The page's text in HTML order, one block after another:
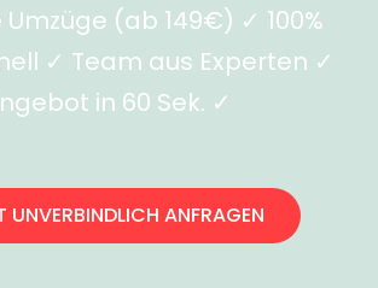
(ab 149€) ✓ 100%
✓ Team aus Experten ✓
in 60 Sek. ✓
UNVERBINDLICH ANFRAGEN